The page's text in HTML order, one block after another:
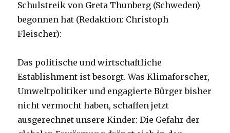
Schulstreik von Greta Thunberg (Schweden)
begonnen hat (Redaktion: Christoph
Fleischer):
Das politische und wirtschaftliche
Establishment ist besorgt. Was Klimaforscher,
Umweltpolitiker und engagierte Bürger bisher
nicht vermocht haben, schaffen jetzt
ausgerechnet unsere Kinder: Die Gefahr der